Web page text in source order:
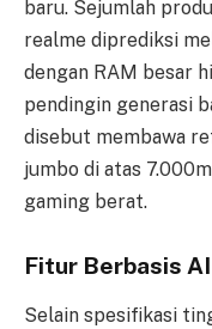
baru. Sejumlah
realme diprediksi
dengan RAM besar
pendingin generasi
disebut membawa
jumbo di atas
gaming berat.
Fitur Berbasis AI
Selain spesifikasi